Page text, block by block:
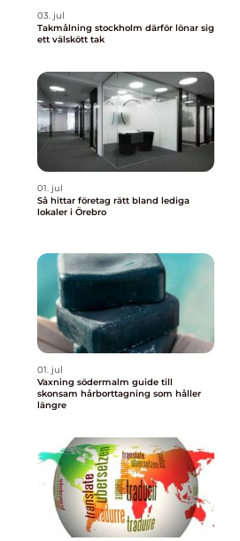
03. jul
Takmålning stockholm därför lönar sig
ett välskött tak
01. jul
Så hittar företag rätt bland lediga
lokaler i Örebro
01. jul
Vaxning södermalm guide till
skonsam hårborttagning som håller
längre